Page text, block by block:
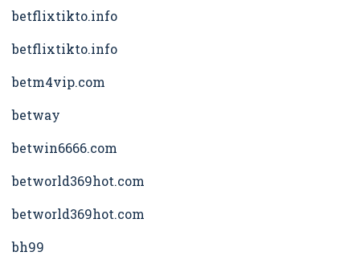
betflixtikto.info
betflixtikto.info
betm4vip.com
betway
betwin6666.com
betworld369hot.com
betworld369hot.com
bh99